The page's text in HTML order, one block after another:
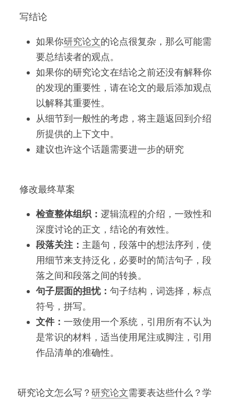
写结论
如果你研究论文的论点很复杂，那么可能需
要总结读者的观点。
如果你的研究论文在结论之前还没有解释你
的发现的重要性，请在论文的最后添加观点
以解释其重要性。
从细节到一般性的考虑，将主题返回到介绍
所提供的上下文中。
建议也许这个话题需要进一步的研究
修改最终草案
检查整体组织： 逻辑流程的介绍，一致性和
深度讨论的正文，结论的有效性。
段落关注： 主题句，段落中的想法序列，使
用细节来支持泛化，必要时的简洁句子，段
落之间和段落之间的转换。
句子层面的担忧： 句子结构，词选择，标点
符号，拼写。
文件： 一致使用一个系统，引用所有不认为
是常识的材料，适当使用尾注或脚注，引用
作品清单的准确性。
研究论文怎么写？ 研究论文需要表达些什么？学